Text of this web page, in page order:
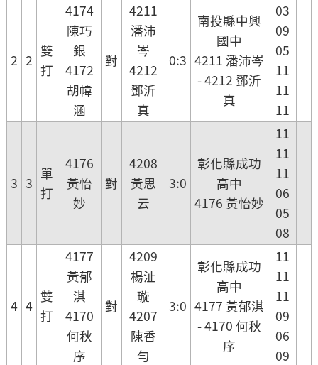
2 2
雙
打
4174
陳巧
銀
4172
胡幃
涵
對
4211
潘沛
岑
4212
鄧沂
真
0:3
南投縣中興
國中
4211 潘沛岑
- 4212 鄧沂
真
03
09
05
11
11
11
3 3
單
打
4176
黃怡
妙
對
4208
黃思
云
3:0
彰化縣成功
高中
4176 黃怡妙
11
11
11
06
05
08
4 4
雙
打
4177
黃郁
淇
4170
何秋
序
對
4209
楊沚
璇
4207
陳香
勻
3:0
彰化縣成功
高中
4177 黃郁淇
- 4170 何秋
序
11
11
11
09
06
09